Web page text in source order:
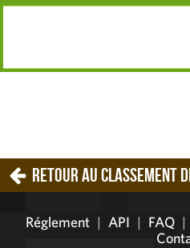
Retour au classement
Réglement | API | FAQ |